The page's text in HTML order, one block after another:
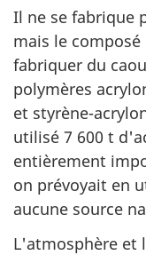
Il ne se fabrique
mais le
fabriquer du
polymères
et styrène-
utilisé 7 600 t
entièrement
on prévoyait en
aucune source
L'atmosphère et